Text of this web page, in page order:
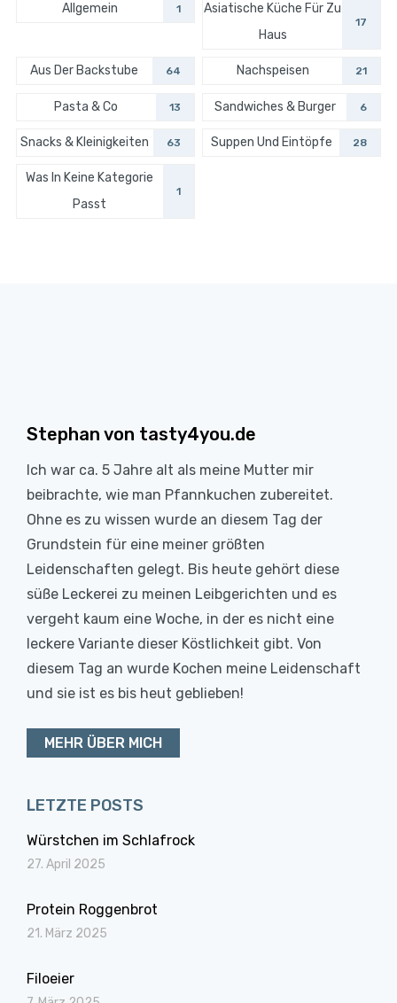
Allgemein 1
Asiatische Küche Für Zu
Haus
17
Aus Der Backstube 64 Nachspeisen 21
Pasta & Co 13 Sandwiches & Burger 6
Snacks & Kleinigkeiten 63 Suppen Und Eintöpfe 28
Was In Keine Kategorie
Passt
1
Stephan von tasty4you.de
Ich war ca. 5 Jahre alt als meine Mutter mir
beibrachte, wie man Pfannkuchen zubereitet.
Ohne es zu wissen wurde an diesem Tag der
Grundstein für eine meiner größten
Leidenschaften gelegt. Bis heute gehört diese
süße Leckerei zu meinen Leibgerichten und es
vergeht kaum eine Woche, in der es nicht eine
leckere Variante dieser Köstlichkeit gibt. Von
diesem Tag an wurde Kochen meine Leidenschaft
und sie ist es bis heut geblieben!
MEHR ÜBER MICH
LETZTE POSTS
Würstchen im Schlafrock
27. April 2025
Protein Roggenbrot
21. März 2025
Filoeier